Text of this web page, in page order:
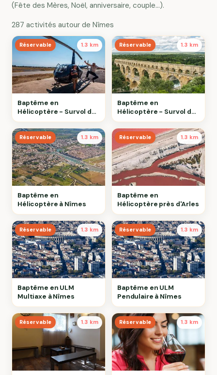
(Fête des Mères, Noël, anniversaire, couple…).
287 activités autour de Nîmes
Réservable 1.3 km
Baptême en
Hélicoptère - Survol de
la Camargue
Réservable 1.3 km
Baptême en
Hélicoptère - Survol du
Pont du Gard
Réservable 1.3 km
Baptême en
Hélicoptère à Nîmes
Réservable 1.3 km
Baptême en
Hélicoptère près d'Arles
Réservable 1.3 km
Baptême en ULM
Multiaxe à Nîmes
Réservable 1.3 km
Baptême en ULM
Pendulaire à Nîmes
Réservable 1.3 km Réservable 1.3 km